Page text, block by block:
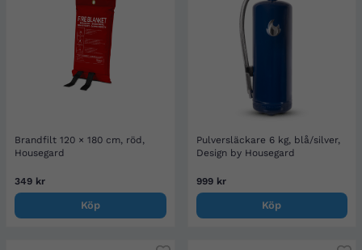
Brandfilt 120 × 180 cm, röd,
Housegard
349 kr
Köp
Pulversläckare 6 kg, blå/silver,
Design by Housegard
999 kr
Köp